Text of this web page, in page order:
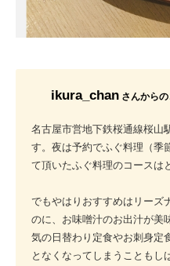
ikura_chan さんから
名古屋市営地下鉄桜通線桜山
す。夜は予約でふぐ料理（季
て頂いたふぐ料理のコースは
でもやはりおすすめはリーズ
のに、お味噌汁のお出汁が美
気の日替わり定食やお刺身定
となくなってしまうこともし